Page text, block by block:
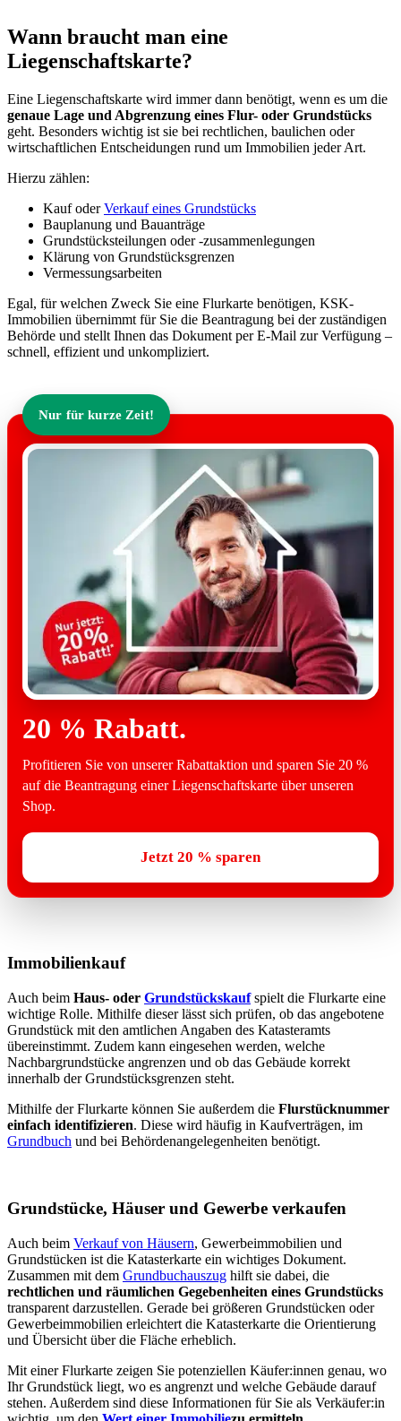
Wann braucht man eine
Liegenschaftskarte?
Eine Liegenschaftskarte wird immer dann benötigt, wenn es um die
genaue Lage und Abgrenzung eines Flur- oder Grundstücks
geht. Besonders wichtig ist sie bei rechtlichen, baulichen oder
wirtschaftlichen Entscheidungen rund um Immobilien jeder Art.
Hierzu zählen:
Kauf oderVerkauf eines Grundstücks
Bauplanung und Bauanträge
Grundstücksteilungen oder -zusammenlegungen
Klärung von Grundstücksgrenzen
Vermessungsarbeiten
Egal, für welchen Zweck Sie eine Flurkarte benötigen, KSK-
Immobilien übernimmt für Sie die Beantragung bei der zuständigen
Behörde und stellt Ihnen das Dokument per E-Mail zur Verfügung –
schnell, effizient und unkompliziert.
Nur für kurze Zeit!
20 % Rabatt.
Profitieren Sie von unserer Rabattaktion und sparen Sie 20 %
auf die Beantragung einer Liegenschaftskarte über unseren
Shop.
Jetzt 20 % sparen
Immobilienkauf
Auch beim Haus- oder Grundstückskaufspielt die Flurkarte eine
wichtige Rolle. Mithilfe dieser lässt sich prüfen, ob das angebotene
Grundstück mit den amtlichen Angaben des Katasteramts
übereinstimmt. Zudem kann eingesehen werden, welche
Nachbargrundstücke angrenzen und ob das Gebäude korrekt
innerhalb der Grundstücksgrenzen steht.
Mithilfe der Flurkarte können Sie außerdem die Flurstücknummer
einfach identifizieren. Diese wird häufig in Kaufverträgen, im
Grundbuch und bei Behördenangelegenheiten benötigt.
Grundstücke, Häuser und Gewerbe verkaufen
Auch beim Verkauf von Häusern, Gewerbeimmobilien und
Grundstücken ist die Katasterkarte ein wichtiges Dokument.
Zusammen mit dem Grundbuchauszug hilft sie dabei, die
rechtlichen und räumlichen Gegebenheiten eines Grundstücks
transparent darzustellen. Gerade bei größeren Grundstücken oder
Gewerbeimmobilien erleichtert die Katasterkarte die Orientierung
und Übersicht über die Fläche erheblich.
Mit einer Flurkarte zeigen Sie potenziellen Käufer:innen genau, wo
Ihr Grundstück liegt, wo es angrenzt und welche Gebäude darauf
stehen. Außerdem sind diese Informationen für Sie als Verkäufer:in